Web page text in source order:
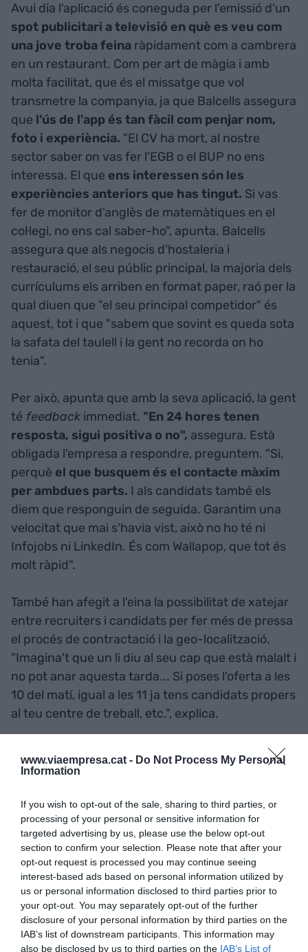
www.viaempresa.cat - Do Not Process My Personal
Information
If you wish to opt-out of the sale, sharing to third parties, or
processing of your personal or sensitive information for
targeted advertising by us, please use the below opt-out
section to confirm your selection. Please note that after your
opt-out request is processed you may continue seeing
interest-based ads based on personal information utilized by
us or personal information disclosed to third parties prior to
your opt-out. You may separately opt-out of the further
disclosure of your personal information by third parties on the
IAB’s list of downstream participants. This information may
also be disclosed by us to third parties on the IAB’s List of
Avui dia l'aplicació és coneguda per l'emissió d'un
spot publicitari a televisió en què es veu com
una jove troba feina ràpidament com a cambrera
en un restaurant. Com per art de màgia i amb
molta facilitat, que és el missatge que vol
transmetre la companyia, ja que Balcells assegura
que l'ús de l'app és tan fàcil com penjar nom,
foto i experiència. "El CV ha mort, al nostre
sector saber on vas fer l'EGB o el BUP no ens
interessa. El que ens interessen són les
experiències anteriors que has tingut. Si vas
fer de monitor d'anglès de matemàtiques en el
col·legi, no ens cal saber-ho", apunta. Balcells
assegura que als negocis d'hostaleria i
restauració, el seu públic principal, la majoria dels
currículums els arriben en format paper, raó per la
qual diuen que "el seu principal competidor" és
aquest, tot i que "sabem que sovint es queda sota
la safata del taulell i la gent no recorda on ho
tenia".
Per això, apunta que amb la seva aplicació, la gent
té feedback immediat. "En 24 hores tenen
resposta, sigui positiva o no", assegura. Està
obligada l'empresa a respondre, preguntem. "Si,
perquè el que busquem és el contacte màxim
per ambdues parts. I als candidats també els
diem que responguin de seguida. Garantim una
velocitat que mai s'havia vist, això no ho té ni
Infojobs ni LinkedIn. És com Wallapop, que tot és
molt ràpid".
També han afegit a l'eina la possibilitat de xatejar
entre recruiters i candidats per fer més de pressa
el procés de contractació i la geo-localització.
"Imagina't que un li diu al seu cap que està malalt i
no pot anar aquesta tarda... Si poses l'oferta a les
10 del matí, igual a les 11 ja tens candidats propers
al teu centre de treball, etc.", explica.
En l'actualitat,
Job Today compta amb més d'un
un milió de candidats i unes70.000-80.000
empreses espanyolesdes de la primavera de
2015, quan l'app començava a funcionar a l'Estat
espanyol. La majoria de clients sónpetits
negocis tot i que també compten amb
McDonald's, Desigual o Domino's Pizzacercant
candidats en la seva interfície. Afirma Balcells que
per la facilitat d'ús les grans empreses s'estan